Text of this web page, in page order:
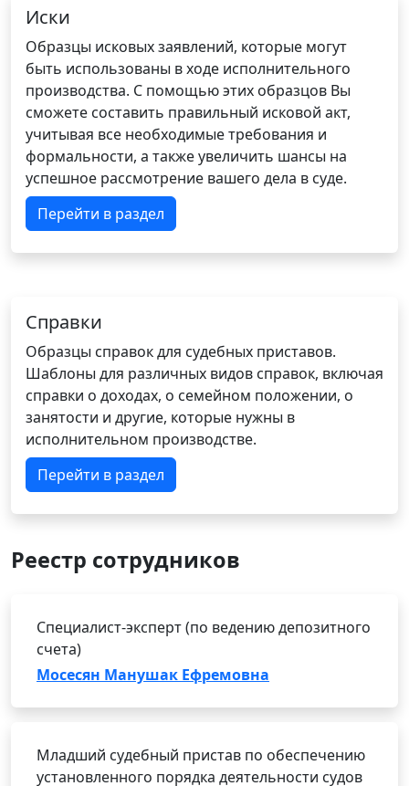
Иски
Образцы исковых заявлений, которые могут
быть использованы в ходе исполнительного
производства. С помощью этих образцов Вы
сможете составить правильный исковой акт,
учитывая все необходимые требования и
формальности, а также увеличить шансы на
успешное рассмотрение вашего дела в суде.
Перейти в раздел
Справки
Образцы справок для судебных приставов.
Шаблоны для различных видов справок, включая
справки о доходах, о семейном положении, о
занятости и другие, которые нужны в
исполнительном производстве.
Перейти в раздел
Реестр сотрудников
Специалист-эксперт (по ведению депозитного
счета)
Мосесян Манушак Ефремовна
Младший судебный пристав по обеспечению
установленного порядка деятельности судов